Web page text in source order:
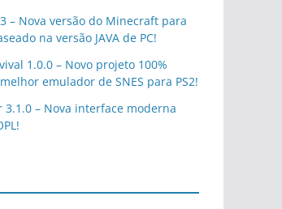
– Nova versão do Minecraft para
na versão JAVA de PC!
1.0.0 – Novo projeto 100%
emulador de SNES para PS2!
3.1.0 – Nova interface moderna